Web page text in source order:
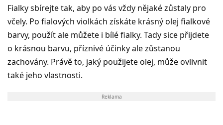
Fialky sbírejte tak, aby po vás vždy nějaké zůstaly pro
včely. Po fialových violkách získáte krásný olej fialkové
barvy, použít ale můžete i bílé fialky. Tady sice přijdete
o krásnou barvu, příznivé účinky ale zůstanou
zachovány. Právě to, jaký použijete olej, může ovlivnit
také jeho vlastnosti.
Reklama